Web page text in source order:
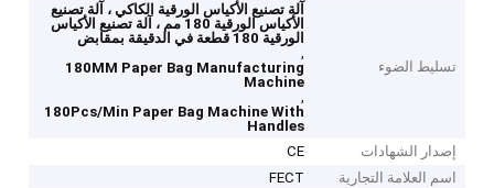
تسليط الضوء
آلة تصنيع الأكياس الورقية الكاكي ، آلة تصنيع
الأكياس الورقية 180 مم ، آلة تصنيع الأكياس
الورقية 180 قطعة في الدقيقة بمقابض
,
180MM Paper Bag Manufacturing
Machine
,
180Pcs/Min Paper Bag Machine With
Handles
إصدار الشهادات
CE
اسم العلامة التجارية
FECT